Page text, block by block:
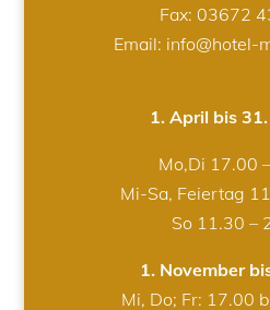
Fax: 03672
Email: info@hotel-
1. April bis
Mo,Di 17.00
Mi-Sa, Feiertag
So 11.30 –
1. November
Mi, Do; Fr: 17.00